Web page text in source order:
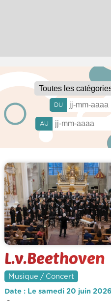
DU
AU
L.v.Beethoven
Musique / Concert
Date : Le samedi 20 juin 2026